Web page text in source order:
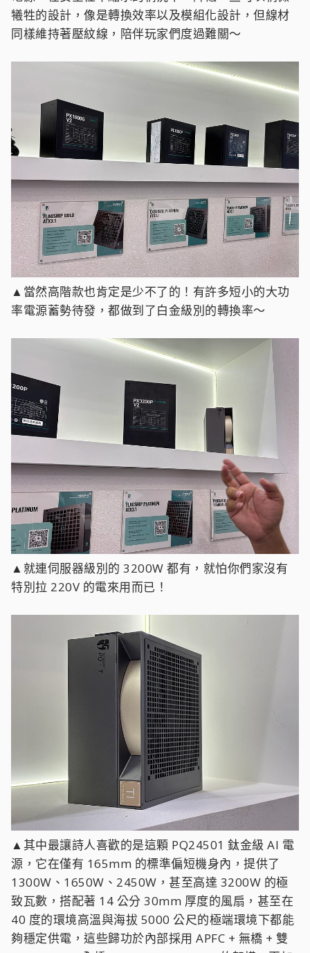
犧牲的設計，像是轉換效率以及模組化設計，但線材
同樣維持著壓紋線，陪伴玩家們度過難關～
▲當然高階款也肯定是少不了的！有許多短小的大功
率電源蓄勢待發，都做到了白金級別的轉換率～
▲就連伺服器級別的 3200W 都有，就怕你們家沒有
特別拉 220V 的電來用而已！
▲其中最讓詩人喜歡的是這顆 PQ24501 鈦金級 AI 電
源，它在僅有 165mm 的標準偏短機身內，提供了
1300W、1650W、2450W，甚至高達 3200W 的極
致瓦數，搭配著 14 公分 30mm 厚度的風扇，甚至在
40 度的環境高溫與海拔 5000 公尺的極端環境下都能
夠穩定供電，這些歸功於內部採用 APFC + 無橋 + 雙